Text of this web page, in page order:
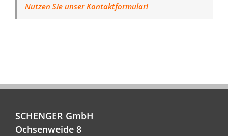
Nutzen Sie unser Kontaktformular!
SCHENGER GmbH
Ochsenweide 8